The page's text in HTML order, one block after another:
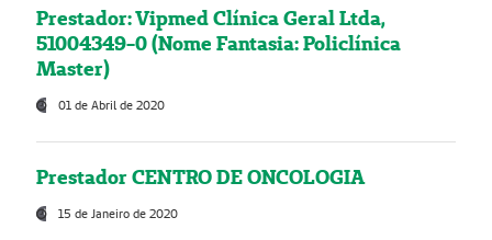
Prestador: Vipmed Clínica Geral Ltda,
51004349-0 (Nome Fantasia: Policlínica
Master)
01 de Abril de 2020
Prestador CENTRO DE ONCOLOGIA
15 de Janeiro de 2020